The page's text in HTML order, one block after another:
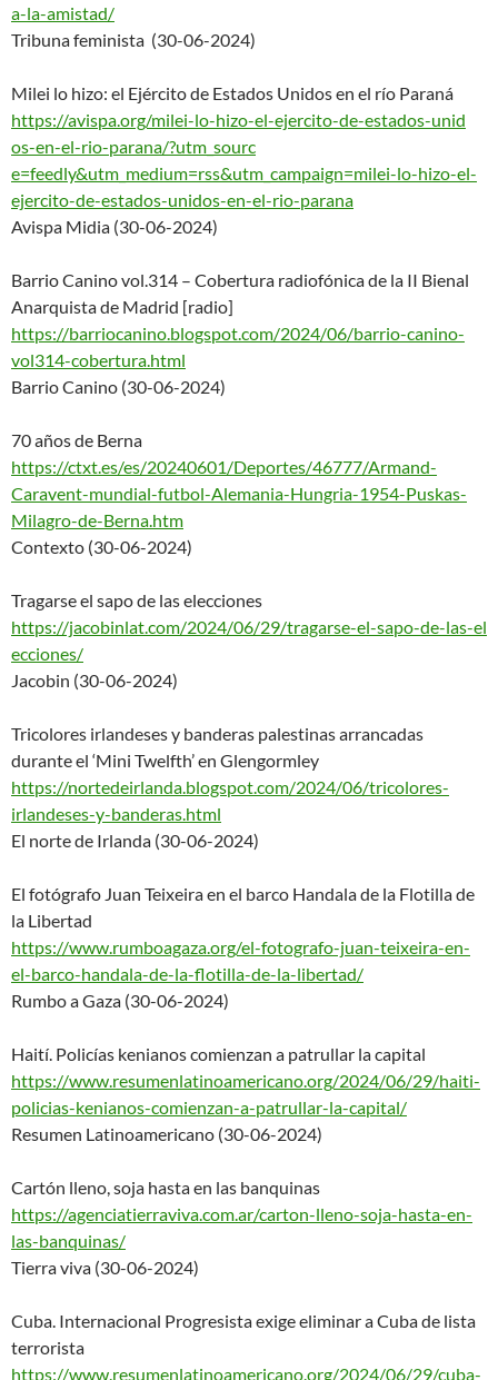
a-la-amistad/
Tribuna feminista (30-06-2024)
Milei lo hizo: el Ejército de Estados Unidos en el río Paraná
https://avispa.org/milei-lo-hizo-el-ejercito-de-estados-unid
os-en-el-rio-parana/?utm_sourc
e=feedly&utm_medium=rss&utm_ campaign=milei-lo-hizo-el-
ejercito-de-estados-unidos-en-el-rio-parana
Avispa Midia (30-06-2024)
Barrio Canino vol.314 – Cobertura radiofónica de la II Bienal
Anarquista de Madrid [radio]
https://barriocanino.blogspot.com/2024/06/barrio-canino-
vol314-cobertura.html
Barrio Canino (30-06-2024)
70 años de Berna
https://ctxt.es/es/20240601/Deportes/46777/Armand-
Caravent-mundial-futbol-Alemania-Hungria-1954-Puskas-
Milagro-de-Berna.htm
Contexto (30-06-2024)
Tragarse el sapo de las elecciones
https://jacobinlat.com/2024/06/29/tragarse-el-sapo-de-las-el
ecciones/
Jacobin (30-06-2024)
Tricolores irlandeses y banderas palestinas arrancadas
durante el ‘Mini Twelfth’ en Glengormley
https://nortedeirlanda.blogspot.com/2024/06/tricolores-
irlandeses-y-banderas.html
El norte de Irlanda (30-06-2024)
El fotógrafo Juan Teixeira en el barco Handala de la Flotilla de
la Libertad
https://www.rumboagaza.org/el-fotografo-juan-teixeira-en-
el-barco-handala-de-la-flotilla-de-la-libertad/
Rumbo a Gaza (30-06-2024)
Haití. Policías kenianos comienzan a patrullar la capital
https://www.resumenlatinoamericano.org/2024/06/29/haiti-
policias-kenianos-comienzan-a-patrullar-la-capital/
Resumen Latinoamericano (30-06-2024)
Cartón lleno, soja hasta en las banquinas
https://agenciatierraviva.com.ar/carton-lleno-soja-hasta-en-
las-banquinas/
Tierra viva (30-06-2024)
Cuba. Internacional Progresista exige eliminar a Cuba de lista
terrorista
https://www.resumenlatinoamericano.org/2024/06/29/cuba-